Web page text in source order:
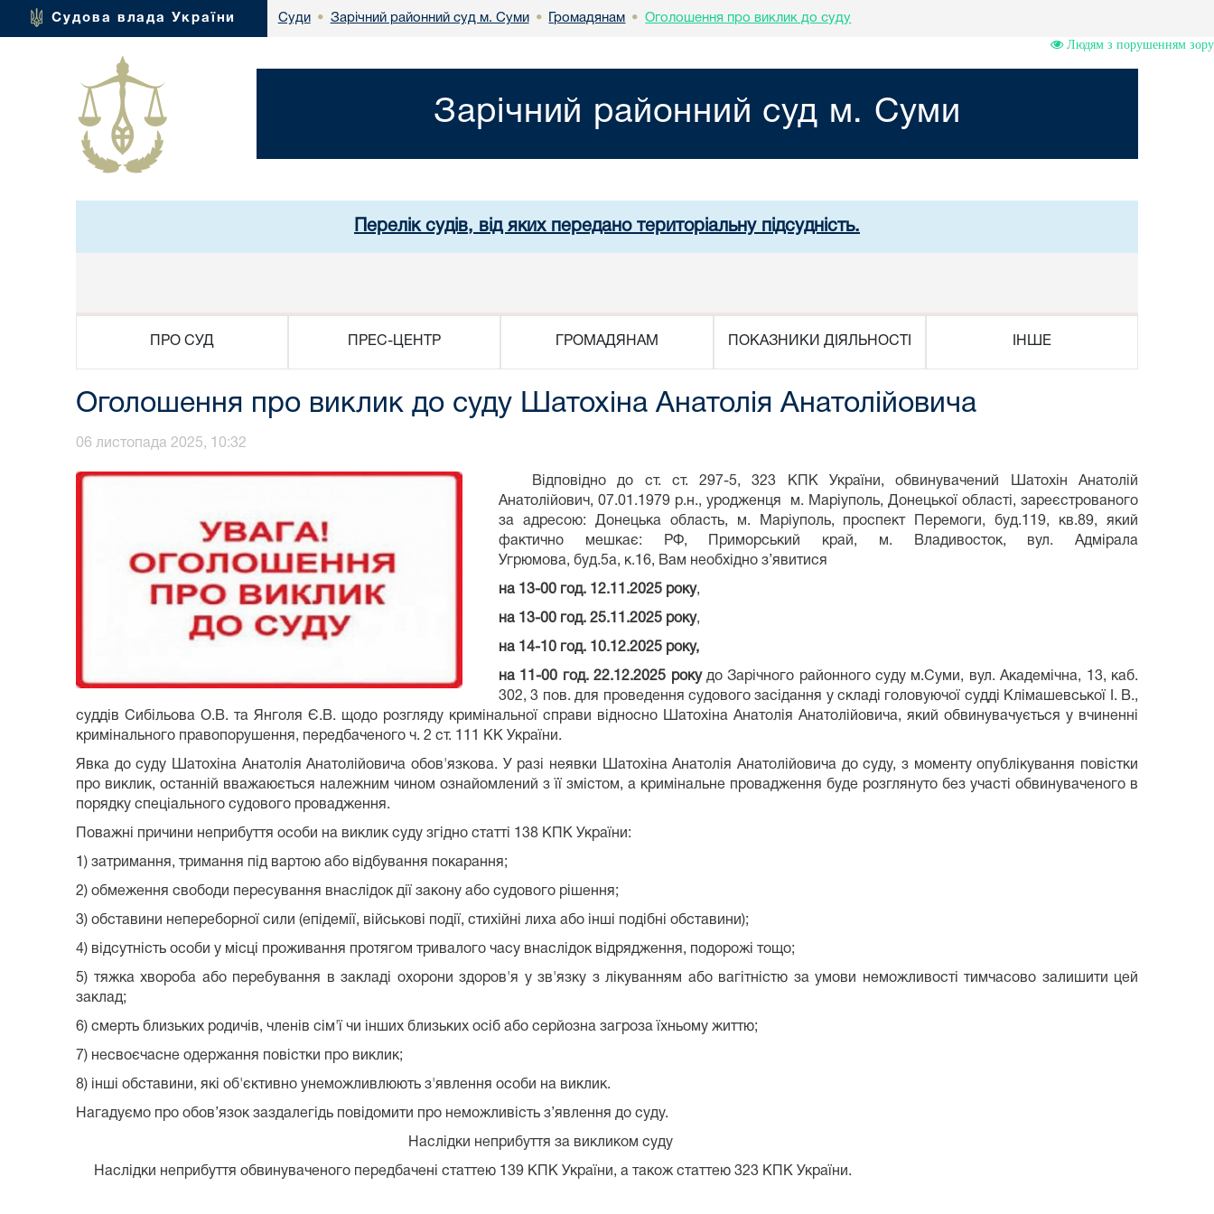
Судова влада України Суди • Зарічний районний суд м. Суми • Громадянам • Оголошення про виклик до суду
Людям з порушенням зору
Зарічний районний суд м. Суми
Перелік судів, від яких передано територіальну підсудність.
ПРО СУД ПРЕС-ЦЕНТР ГРОМАДЯНАМ ПОКАЗНИКИ ДІЯЛЬНОСТІ ІНШЕ
Оголошення про виклик до суду Шатохіна Анатолія Анатолійовича
06 листопада 2025, 10:32
Відповідно до ст. ст. 297-5, 323 КПК України, обвинувачений Шатохін Анатолій
Анатолійович, 07.01.1979 р.н., уродженця м. Маріуполь, Донецької області, зареєстрованого
за адресою: Донецька область, м. Маріуполь, проспект Перемоги, буд.119, кв.89, який
фактично мешкає: РФ, Приморський край, м. Владивосток, вул. Адмірала
Угрюмова, буд.5а, к.16, Вам необхідно з’явитися
на 13-00 год. 12.11.2025 року,
на 13-00 год. 25.11.2025 року,
на 14-10 год. 10.12.2025 року,
на 11-00 год. 22.12.2025 року до Зарічного районного суду м.Суми, вул. Академічна, 13, каб.
302, 3 пов. для проведення судового засідання у складі головуючої судді Клімашевської І. В.,
суддів Сибільова О.В. та Янголя Є.В. щодо розгляду кримінальної справи відносно Шатохіна Анатолія Анатолійовича, який обвинувачується у вчиненні
кримінального правопорушення, передбаченого ч. 2 ст. 111 КК України.
Явка до суду Шатохіна Анатолія Анатолійовича обов'язкова. У разі неявки Шатохіна Анатолія Анатолійовича до суду, з моменту опублікування повістки
про виклик, останній вважаюється належним чином ознайомлений з її змістом, а кримінальне провадження буде розглянуто без участі обвинуваченого в
порядку спеціального судового провадження.
Поважні причини неприбуття особи на виклик суду згідно статті 138 КПК України:
1) затримання, тримання під вартою або відбування покарання;
2) обмеження свободи пересування внаслідок дії закону або судового рішення;
3) обставини непереборної сили (епідемії, військові події, стихійні лиха або інші подібні обставини);
4) відсутність особи у місці проживання протягом тривалого часу внаслідок відрядження, подорожі тощо;
5) тяжка хвороба або перебування в закладі охорони здоров'я у зв'язку з лікуванням або вагітністю за умови неможливості тимчасово залишити цей
заклад;
6) смерть близьких родичів, членів сім'ї чи інших близьких осіб або серйозна загроза їхньому життю;
7) несвоєчасне одержання повістки про виклик;
8) інші обставини, які об'єктивно унеможливлюють з'явлення особи на виклик.
Нагадуємо про обов’язок заздалегідь повідомити про неможливість з’явлення до суду.
Наслідки неприбуття за викликом суду
Наслідки неприбуття обвинуваченого передбачені статтею 139 КПК України, а також статтею 323 КПК України.